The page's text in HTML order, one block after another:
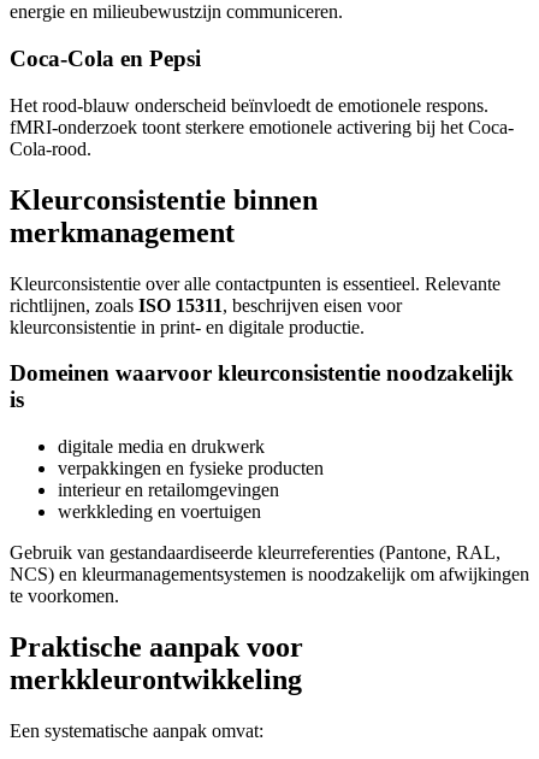
energie en milieubewustzijn communiceren.
Coca-Cola en Pepsi
Het rood-blauw onderscheid beïnvloedt de emotionele respons.
fMRI-onderzoek toont sterkere emotionele activering bij het Coca-
Cola-rood.
Kleurconsistentie binnen
merkmanagement
Kleurconsistentie over alle contactpunten is essentieel. Relevante
richtlijnen, zoals ISO 15311, beschrijven eisen voor
kleurconsistentie in print- en digitale productie.
Domeinen waarvoor kleurconsistentie noodzakelijk
is
digitale media en drukwerk
verpakkingen en fysieke producten
interieur en retailomgevingen
werkkleding en voertuigen
Gebruik van gestandaardiseerde kleurreferenties (Pantone, RAL,
NCS) en kleurmanagementsystemen is noodzakelijk om afwijkingen
te voorkomen.
Praktische aanpak voor
merkkleurontwikkeling
Een systematische aanpak omvat: